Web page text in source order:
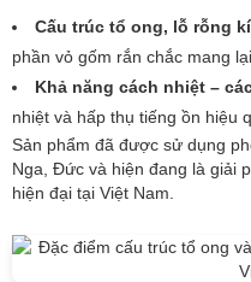
Cấu trúc tổ ong, lỗ rỗng
phần vỏ gốm rắn chắc mang
Khả năng cách nhiệt –
nhiệt và hấp thụ tiếng ồn hiệu
Sản phẩm đã được sử dụng
Nga, Đức và hiện đang là giải
hiện đại tại Việt Nam.